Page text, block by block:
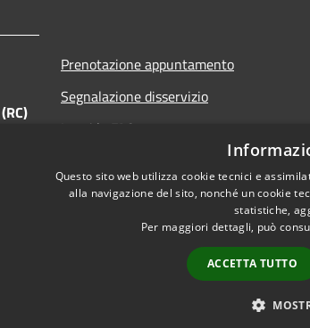
Prenotazione appuntamento
Segnalazione disservizio
Leggi le FAQ
Questo sito web utilizza cookie tecnici e
alla navigazione del sito, nonché un cookie
statistiche,
Per maggiori dettagli, può
ACCETTA TUTTO